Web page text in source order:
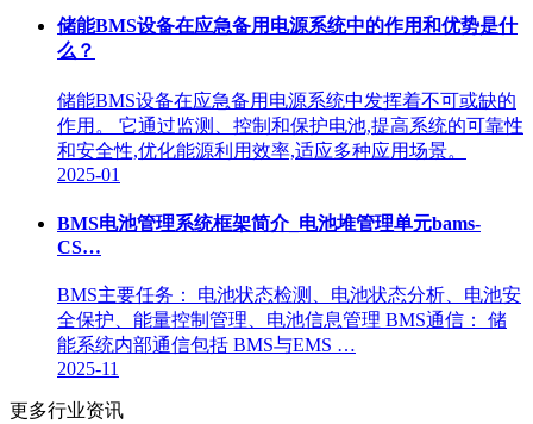
储能BMS设备在应急备用电源系统中的作用和优势是什
么？
储能BMS设备在应急备用电源系统中发挥着不可或缺的
作用。 它通过监测、控制和保护电池,提高系统的可靠性
和安全性,优化能源利用效率,适应多种应用场景。
2025-01
BMS电池管理系统框架简介_电池堆管理单元bams-
CS…
BMS主要任务： 电池状态检测、电池状态分析、电池安
全保护、能量控制管理、电池信息管理 BMS通信： 储
能系统内部通信包括 BMS与EMS …
2025-11
更多行业资讯